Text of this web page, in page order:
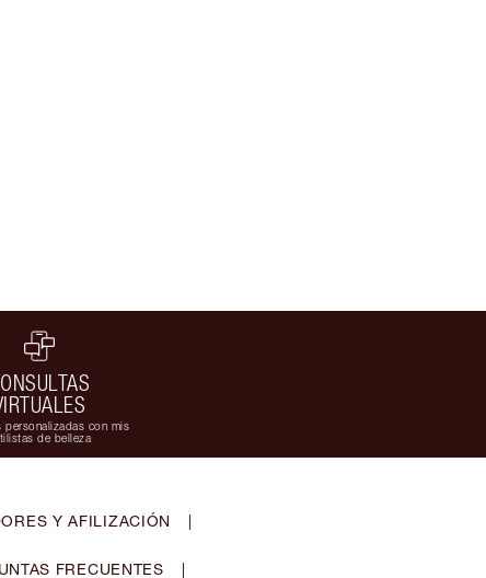
personalizadas con mis
de belleza
Y AFILIZACIÓN |
FRECUENTES |